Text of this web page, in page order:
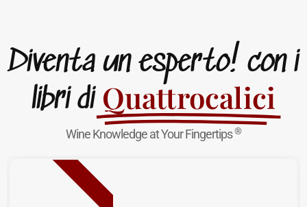
Diventa un esperto! con i
libri di Quattrocalici
Wine Knowledge at Your Fingertips®
NUOVA USCITA